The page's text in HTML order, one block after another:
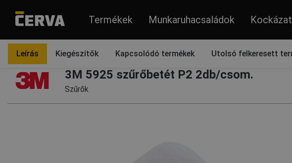
Termékek Munkaruhacsaládok
3M 5925 szűrőbetét P2 2db/csom.
Szűrők
Leírás Kiegészítők Kapcsolódó termékek Utolsó felkeresett